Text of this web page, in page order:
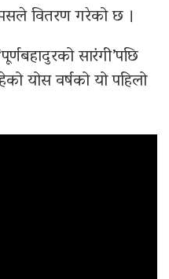
वितरण गरेको छ ।
सारंगी’पछि
योस वर्षको यो पहिलो